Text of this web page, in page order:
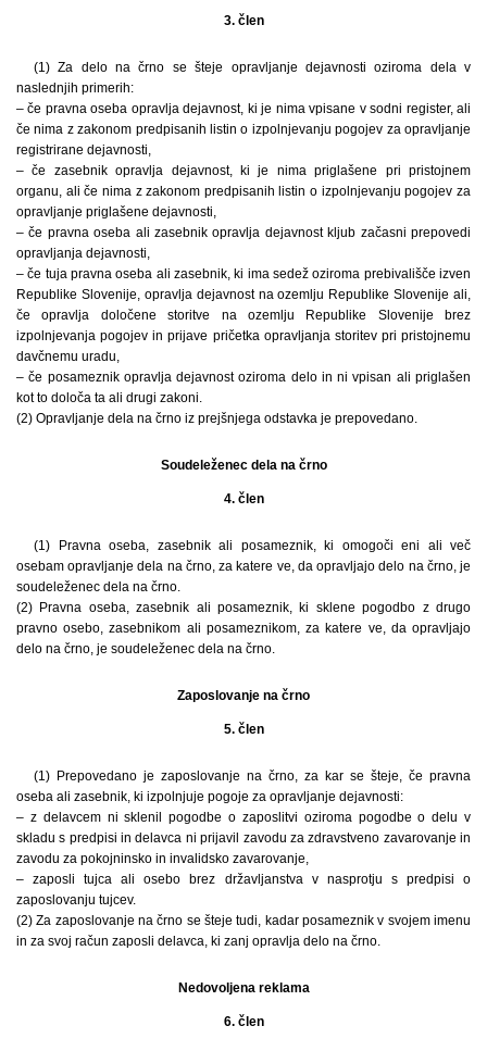
3. člen
(1) Za delo na črno se šteje opravljanje dejavnosti oziroma dela v
naslednjih primerih:
– če pravna oseba opravlja dejavnost, ki je nima vpisane v sodni register, ali
če nima z zakonom predpisanih listin o izpolnjevanju pogojev za opravljanje
registrirane dejavnosti,
– če zasebnik opravlja dejavnost, ki je nima priglašene pri pristojnem
organu, ali če nima z zakonom predpisanih listin o izpolnjevanju pogojev za
opravljanje priglašene dejavnosti,
– če pravna oseba ali zasebnik opravlja dejavnost kljub začasni prepovedi
opravljanja dejavnosti,
– če tuja pravna oseba ali zasebnik, ki ima sedež oziroma prebivališče izven
Republike Slovenije, opravlja dejavnost na ozemlju Republike Slovenije ali,
če opravlja določene storitve na ozemlju Republike Slovenije brez
izpolnjevanja pogojev in prijave pričetka opravljanja storitev pri pristojnemu
davčnemu uradu,
– če posameznik opravlja dejavnost oziroma delo in ni vpisan ali priglašen
kot to določa ta ali drugi zakoni.
(2) Opravljanje dela na črno iz prejšnjega odstavka je prepovedano.
Soudeleženec dela na črno
4. člen
(1) Pravna oseba, zasebnik ali posameznik, ki omogoči eni ali več
osebam opravljanje dela na črno, za katere ve, da opravljajo delo na črno, je
soudeleženec dela na črno.
(2) Pravna oseba, zasebnik ali posameznik, ki sklene pogodbo z drugo
pravno osebo, zasebnikom ali posameznikom, za katere ve, da opravljajo
delo na črno, je soudeleženec dela na črno.
Zaposlovanje na črno
5. člen
(1) Prepovedano je zaposlovanje na črno, za kar se šteje, če pravna
oseba ali zasebnik, ki izpolnjuje pogoje za opravljanje dejavnosti:
– z delavcem ni sklenil pogodbe o zaposlitvi oziroma pogodbe o delu v
skladu s predpisi in delavca ni prijavil zavodu za zdravstveno zavarovanje in
zavodu za pokojninsko in invalidsko zavarovanje,
– zaposli tujca ali osebo brez državljanstva v nasprotju s predpisi o
zaposlovanju tujcev.
(2) Za zaposlovanje na črno se šteje tudi, kadar posameznik v svojem imenu
in za svoj račun zaposli delavca, ki zanj opravlja delo na črno.
Nedovoljena reklama
6. člen